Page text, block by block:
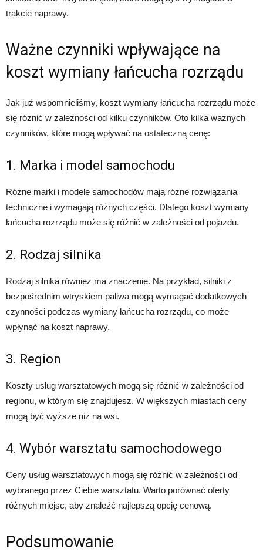
trakcie naprawy.
Ważne czynniki wpływające na
koszt wymiany łańcucha rozrządu
Jak już wspomnieliśmy, koszt wymiany łańcucha rozrządu może
się różnić w zależności od kilku czynników. Oto kilka ważnych
czynników, które mogą wpływać na ostateczną cenę:
1. Marka i model samochodu
Różne marki i modele samochodów mają różne rozwiązania
techniczne i wymagają różnych części. Dlatego koszt wymiany
łańcucha rozrządu może się różnić w zależności od pojazdu.
2. Rodzaj silnika
Rodzaj silnika również ma znaczenie. Na przykład, silniki z
bezpośrednim wtryskiem paliwa mogą wymagać dodatkowych
czynności podczas wymiany łańcucha rozrządu, co może
wpłynąć na koszt naprawy.
3. Region
Koszty usług warsztatowych mogą się różnić w zależności od
regionu, w którym się znajdujesz. W większych miastach ceny
mogą być wyższe niż na wsi.
4. Wybór warsztatu samochodowego
Ceny usług warsztatowych mogą się różnić w zależności od
wybranego przez Ciebie warsztatu. Warto porównać oferty
różnych miejsc, aby znaleźć najlepszą opcję cenową.
Podsumowanie